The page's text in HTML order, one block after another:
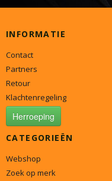
INFORMATIE
Contact
Partners
Retour
Klachtenregeling
Herroeping
CATEGORIEËN
Webshop
Zoek op merk